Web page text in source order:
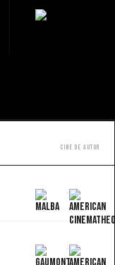
Cine de autor
×
×